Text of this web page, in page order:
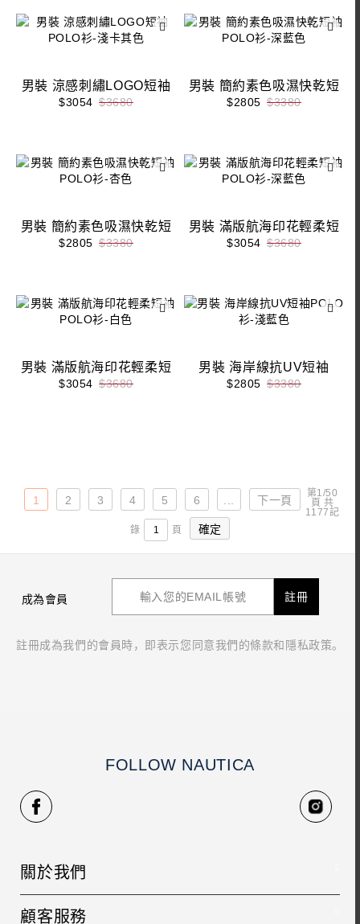
男裝 涼感刺繡LOGO短袖
POLO衫-淺卡其色
$3054 $3680
男裝 簡約素色吸濕快乾短
袖POLO衫-深藍色
$2805 $3380
男裝 簡約素色吸濕快乾短
袖POLO衫-杏色
$2805 $3380
男裝 滿版航海印花輕柔短
袖POLO衫-深藍色
$3054 $3680
男裝 滿版航海印花輕柔短
袖POLO衫-白色
$3054 $3680
男裝 海岸線抗UV短袖
POLO衫-淺藍色
$2805 $3380
1 2 3 4 5 6 ... 下一頁
第1/50
頁 共
1177記
錄
頁
成為會員 註冊
註冊成為我們的會員時，即表示您同意我們的條款和隱私政策。
FOLLOW NAUTICA
關於我們
品牌故事
人才招募
顧客服務